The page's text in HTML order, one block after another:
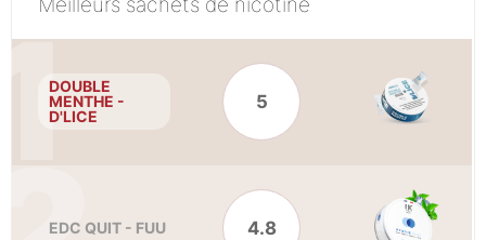
DOUBLE
MENTHE -
D'LICE
5
EDC QUIT - FUU 4.8